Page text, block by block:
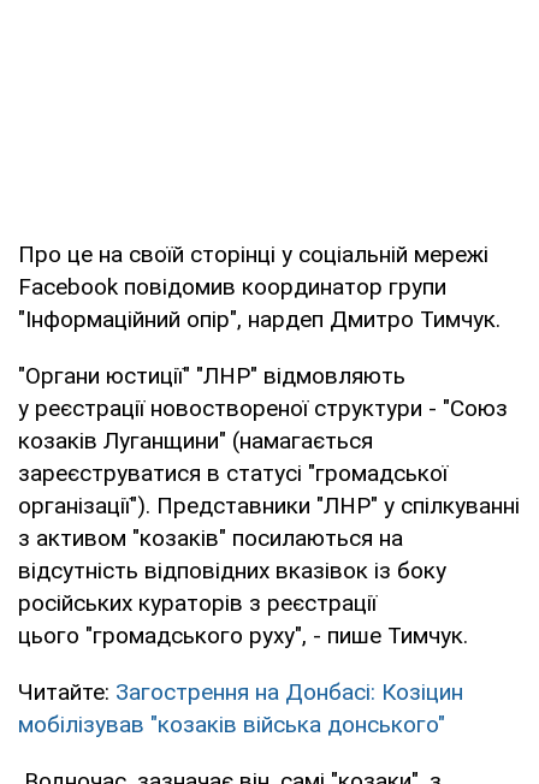
Про це на своїй сторінці у соціальній мережі
Facebook повідомив координатор групи
"Інформаційний опір", нардеп Дмитро Тимчук.
"Органи юстиції" "ЛНР" відмовляють
у реєстрації новоствореної структури - "Союз
козаків Луганщини" (намагається
зареєструватися в статусі "громадської
організації"). Представники "ЛНР" у спілкуванні
з активом "козаків" посилаються на
відсутність відповідних вказівок із боку
російських кураторів з реєстрації
цього "громадського руху", - пише Тимчук.
Читайте: Загострення на Донбасі: Козіцин
мобілізував "козаків війська донського"